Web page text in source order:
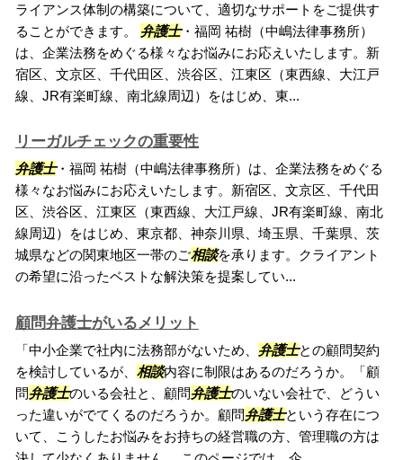
ライアンス体制の構築について、適切なサポートをご提供す
ることができます。 弁護士・福岡 祐樹（中嶋法律事務所）
は、企業法務をめぐる様々なお悩みにお応えいたします。新
宿区、文京区、千代田区、渋谷区、江東区（東西線、大江戸
線、JR有楽町線、南北線周辺）をはじめ、東...
リーガルチェックの重要性
弁護士・福岡 祐樹（中嶋法律事務所）は、企業法務をめぐる
様々なお悩みにお応えいたします。新宿区、文京区、千代田
区、渋谷区、江東区（東西線、大江戸線、JR有楽町線、南北
線周辺）をはじめ、東京都、神奈川県、埼玉県、千葉県、茨
城県などの関東地区一帯のご相談を承ります。クライアント
の希望に沿ったベストな解決策を提案してい...
顧問弁護士がいるメリット
「中小企業で社内に法務部がないため、 弁護士との顧問契約
を検討しているが、 相談内容に制限はあるのだろうか。「顧
問弁護士のいる会社と、顧問弁護士のいない会社で、どうい
った違いがでてくるのだろうか。顧問弁護士という存在につ
いて、こうしたお悩みをお持ちの経営職の方、管理職の方は